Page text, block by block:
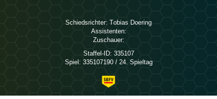
Schiedsrichter:  
Assistenten:
Zuschauer:
Staffel-ID: 335107
Spiel: 335107190 / 24. Spieltag